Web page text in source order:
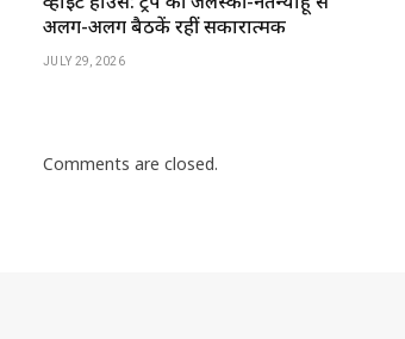
अलग-अलग बैठकें रहीं सकारात्मक
JULY 29, 2026
Comments are closed.